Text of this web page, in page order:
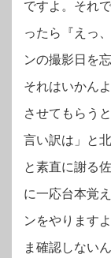
ですよ。それ
ったら『えっ
ンの撮影日を
それはいかん
させてもらう
言い訳は」と
と素直に謝る
に一応台本覚
ンをやります
ま確認しない